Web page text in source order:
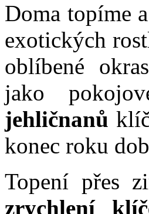
Doma topíme
exotických
oblíbené
jako
jehličnanů
konec roku
Topení přes
zrychlení